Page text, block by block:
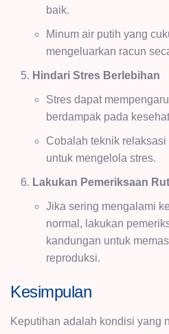
baik.
Minum air putih yang
mengeluarkan racun
Hindari Stres Berlebihan
Stres dapat
berdampak pada
Cobalah teknik
untuk mengelola stres.
Lakukan Pemeriksaan
Jika sering mengalami
normal, lakukan
kandungan untuk
reproduksi.
Kesimpulan
Keputihan adalah kondisi yang